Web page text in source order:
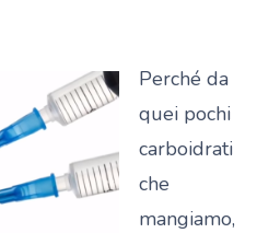
Perché da
quei pochi
carboidrati
che
mangiamo,